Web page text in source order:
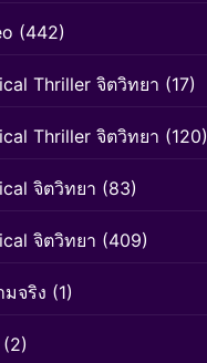
(442)
Thriller จิตวิทยา (17)
Thriller จิตวิทยา (120)
จิตวิทยา (83)
จิตวิทยา (409)
มจริง (1)
(2)